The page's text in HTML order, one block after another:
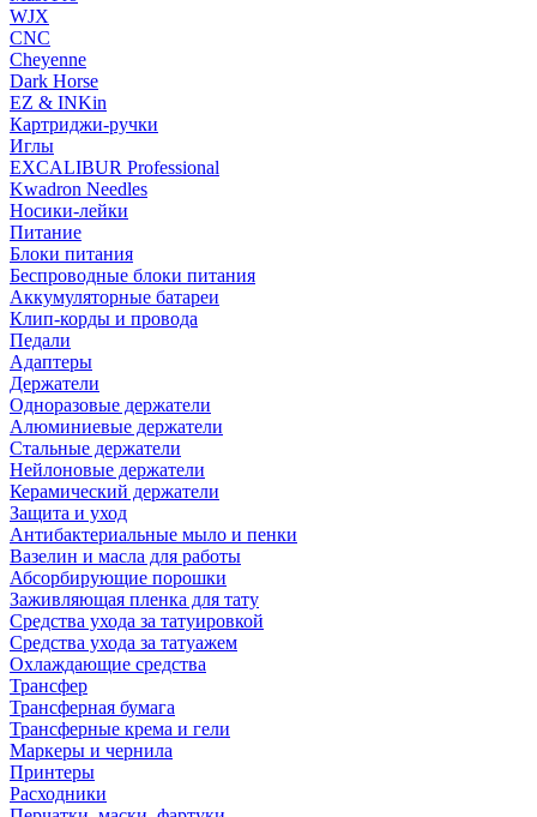
WJX
CNC
Cheyenne
Dark Horse
EZ & INKin
Картриджи-ручки
Иглы
EXCALIBUR Professional
Kwadron Needles
Носики-лейки
Питание
Блоки питания
Беспроводные блоки питания
Аккумуляторные батареи
Клип-корды и провода
Педали
Адаптеры
Держатели
Одноразовые держатели
Алюминиевые держатели
Стальные держатели
Нейлоновые держатели
Керамический держатели
Защита и уход
Антибактериальные мыло и пенки
Вазелин и масла для работы
Абсорбирующие порошки
Заживляющая пленка для тату
Средства ухода за татуировкой
Средства ухода за татуажем
Охлаждающие средства
Трансфер
Трансферная бумага
Трансферные крема и гели
Маркеры и чернила
Принтеры
Расходники